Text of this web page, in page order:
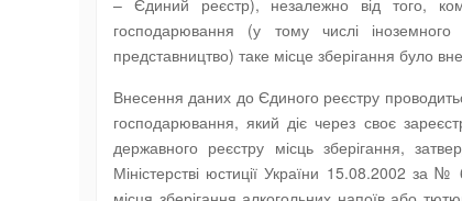
– Єдиний реєстр), незалежно від того,
господарювання (у тому числі
представництво) таке місце зберігання було
Внесення даних до Єдиного реєстру
господарювання, який діє через своє
державного реєстру місць зберігання,
Міністерстві юстиції України 15.08.2002